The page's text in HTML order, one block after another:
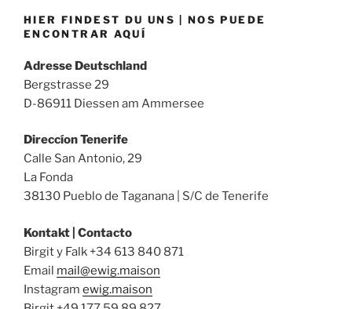
HIER FINDEST DU UNS | NOS PUEDE
ENCONTRAR AQUÍ
Adresse Deutschland
Bergstrasse 29
D-86911 Diessen am Ammersee
Direccíon Tenerife
Calle San Antonio, 29
La Fonda
38130 Pueblo de Taganana | S/C de Tenerife
Kontakt | Contacto
Birgit y Falk +34 613 840 871
Email mail@ewig.maison
Instagram ewig.maison